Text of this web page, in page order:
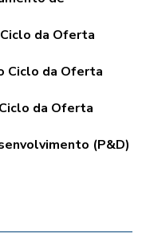
da Oferta
Ciclo da Oferta
da Oferta
(P&D)